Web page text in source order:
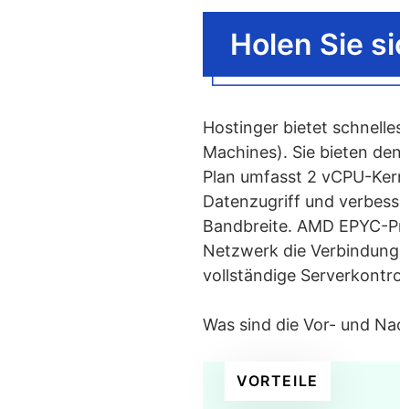
Wie
Wie
Was macht ein
Holen Sie
Hostinger bietet
Machines). Sie bieten
Plan umfasst 2 vCPU-
Datenzugriff und
Bandbreite. AMD
Netzwerk die
vollständige
Was sind die Vor- und
VORTEILE